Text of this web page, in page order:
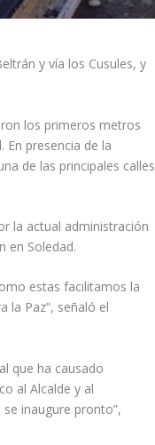
y vía los Cusules, y
los primeros metros
presencia de la
de las principales calles
la actual administración
en Soledad.
estas facilitamos la
la Paz”, señaló el
que ha causado
al Alcalde y al
inaugure pronto”,